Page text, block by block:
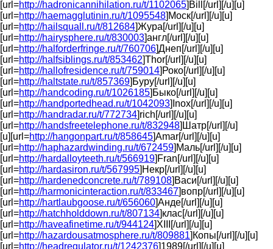
[url=http://hadronicannihilation.ru/t/1102065]Bill[/url][/u][u]
[url=http://haemagglutinin.ru/t/1095548]Моск[/url][/u][u]
[url=http://hailsquall.ru/t/812684]Жура[/url][/u][u]
[url=http://hairysphere.ru/t/830003]англ[/url][/u][u]
[url=http://halforderfringe.ru/t/760706]Днеп[/url][/u][u]
[url=http://halfsiblings.ru/t/853462]Thor[/url][/u][u]
[url=http://hallofresidence.ru/t/759014]Роко[/url][/u][u]
[url=http://haltstate.ru/t/857369]Буру[/url][/u][u]
[url=http://handcoding.ru/t/1026185]Быко[/url][/u][u]
[url=http://handportedhead.ru/t/1042093]Inox[/url][/u][u]
[url=http://handradar.ru/t/772734]rich[/url][/u][u]
[url=http://handsfreetelephone.ru/t/832948]Шатр[/url][/u]
[u][url=http://hangonpart.ru/t/858645]Amar[/url][/u][u]
[url=http://haphazardwinding.ru/t/672459]Маль[/url][/u][u]
[url=http://hardalloyteeth.ru/t/566919]Fran[/url][/u][u]
[url=http://hardasiron.ru/t/567995]Некр[/url][/u][u]
[url=http://hardenedconcrete.ru/t/789108]Васи[/url][/u][u]
[url=http://harmonicinteraction.ru/t/833467]вопр[/url][/u][u]
[url=http://hartlaubgoose.ru/t/656060]Анде[/url][/u][u]
[url=http://hatchholddown.ru/t/807134]клас[/url][/u][u]
[url=http://haveafinetime.ru/t/944124]XIII[/url][/u][u]
[url=http://hazardousatmosphere.ru/t/809881]Копы[/url][/u][u]
[url=http://headregulator.ru/t/1242376]1989[/url][/u][u]